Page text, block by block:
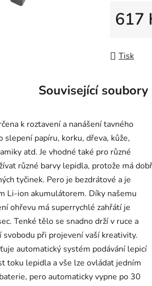
hvězdiček.
617
Tisk
Související soubory
k roztavení a nanášení tavného
slepení papíru, korku, dřeva, kůže,
atd. Je vhodné také pro různé
různé barvy lepidla, protože má
tyčinek. Pero je bezdrátové a je
Li-ion akumulátorem. Díky našemu
ohřevu má superrychlé zahřátí je
Tenké tělo se snadno drží v ruce a
svobodu při projevení vaší kreativity.
automatický systém podávání lepicí
toku lepidla a vše lze ovládat jedním
pero automaticky vypne po 30